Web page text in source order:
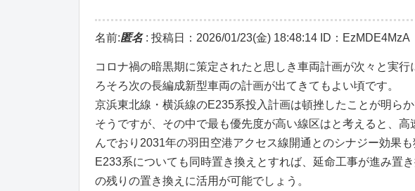
名前:匿名: 投稿日：2026/01/23(金) 18:48:14 ID：EzMDE4MzA
コロナ禍の暗黒期に策定されたと思しき車両計画が次々と実
ろそろ次の長編成新型車両の計画が出てきてもよい頃です。
京浜東北線・横浜線のE235系投入計画は頓挫したことが明ら
そうですが、その中で最も優先度が高い線区はと考えると、
んでおり2031年の羽田空港アクセス線開通とのシナジー効果
E233系についても同時置き換えとすれば、延命工事が進み置
の残りの置き換えに活用が可能でしょう。